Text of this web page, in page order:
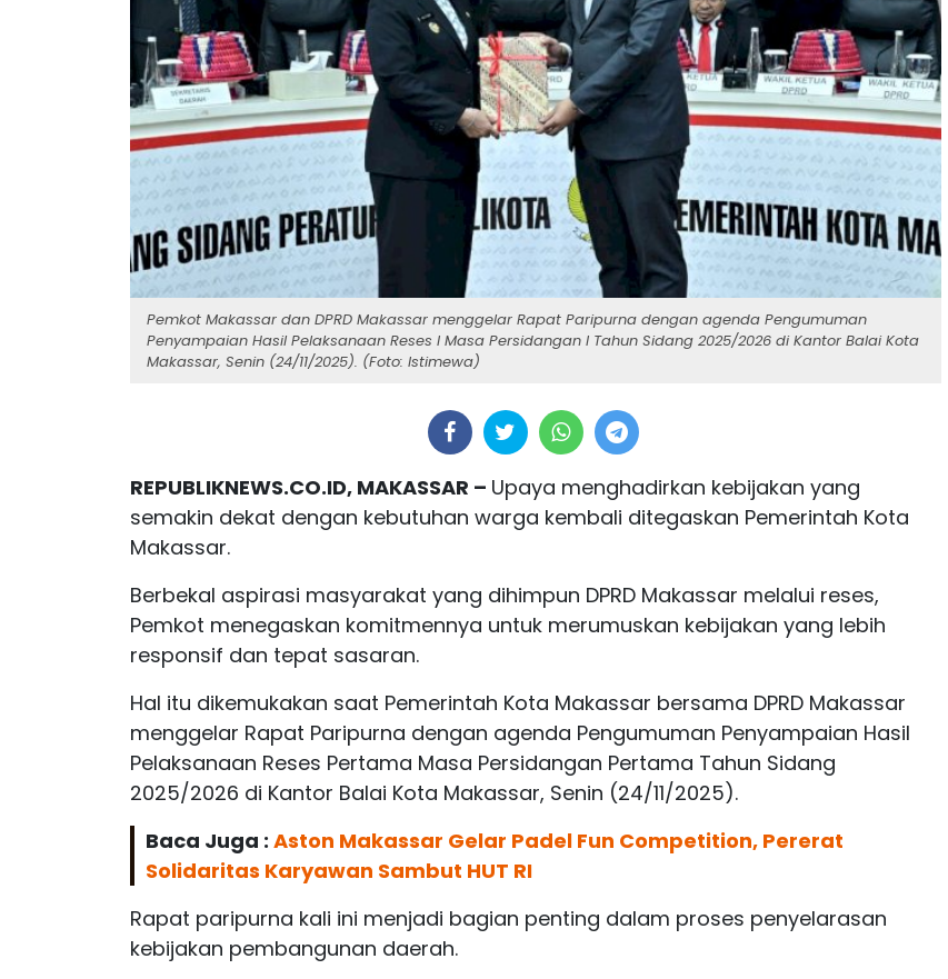
Pemkot Makassar dan DPRD Makassar menggelar Rapat Paripurna dengan agenda Pengumuman
Penyampaian Hasil Pelaksanaan Reses I Masa Persidangan I Tahun Sidang 2025/2026 di Kantor Balai Kota
Makassar, Senin (24/11/2025). (Foto: Istimewa)
REPUBLIKNEWS.CO.ID, MAKASSAR – Upaya menghadirkan kebijakan yang
semakin dekat dengan kebutuhan warga kembali ditegaskan Pemerintah Kota
Makassar.
Berbekal aspirasi masyarakat yang dihimpun DPRD Makassar melalui reses,
Pemkot menegaskan komitmennya untuk merumuskan kebijakan yang lebih
responsif dan tepat sasaran.
Hal itu dikemukakan saat Pemerintah Kota Makassar bersama DPRD Makassar
menggelar Rapat Paripurna dengan agenda Pengumuman Penyampaian Hasil
Pelaksanaan Reses Pertama Masa Persidangan Pertama Tahun Sidang
2025/2026 di Kantor Balai Kota Makassar, Senin (24/11/2025).
Baca Juga : Aston Makassar Gelar Padel Fun Competition, Pererat
Solidaritas Karyawan Sambut HUT RI
Rapat paripurna kali ini menjadi bagian penting dalam proses penyelarasan
kebijakan pembangunan daerah.